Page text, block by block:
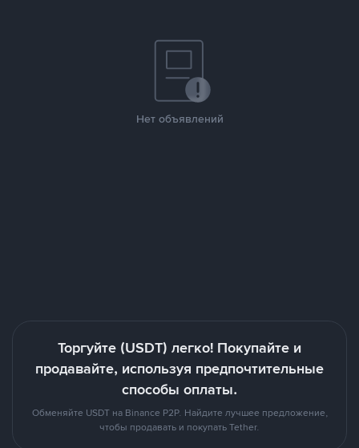
Нет объявлений
Торгуйте (USDT) легко! Покупайте и
продавайте, используя предпочтительные
способы оплаты.
Обменяйте USDT на Binance P2P. Найдите лучшее предложение,
чтобы продавать и покупать Tether.